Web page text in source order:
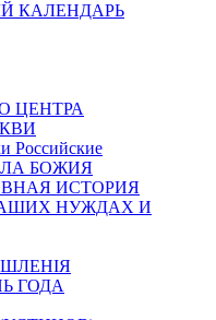
КАЛЕНДАРЬ
ЦЕНТРА
Российские
БОЖИЯ
ИСТОРИЯ
НУЖДАХ И
ГОДА